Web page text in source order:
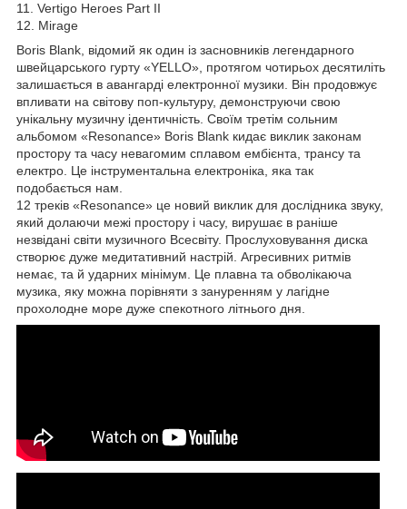
11. Vertigo Heroes Part II
12. Mirage
Boris Blank, відомий як один із засновників легендарного
швейцарського гурту «YELLO», протягом чотирьох десятиліть
залишається в авангарді електронної музики. Він продовжує
впливати на світову поп-культуру, демонструючи свою
унікальну музичну ідентичність. Своїм третім сольним
альбомом «Resonance» Boris Blank кидає виклик законам
простору та часу невагомим сплавом ембієнта, трансу та
електро. Це інструментальна електроніка, яка так
подобається нам.
12 треків «Resonance» це новий виклик для дослідника звуку,
який долаючи межі простору і часу, вирушає в раніше
незвідані світи музичного Всесвіту. Прослуховування диска
створює дуже медитативний настрій. Агресивних ритмів
немає, та й ударних мінімум. Це плавна та обволікаюча
музика, яку можна порівняти з зануренням у лагідне
прохолодне море дуже спекотного літнього дня.